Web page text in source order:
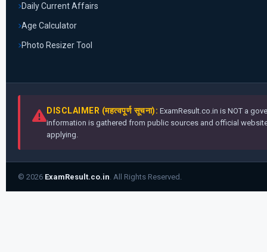
Daily Current Affairs
Age Calculator
Photo Resizer Tool
DISCLAIMER (महत्वपूर्ण सूचना): ExamResult.co.in is NOT a
information is gathered from public sources and official
applying.
© 2026 ExamResult.co.in . All Rights Reserved.